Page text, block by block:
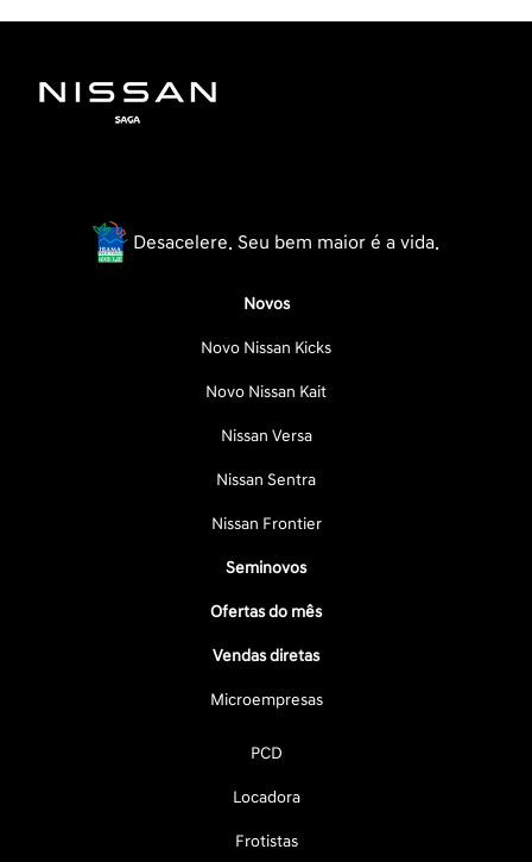
Desacelere. Seu bem maior é a vida.
Novos
Novo Nissan Kicks
Novo Nissan Kait
Nissan Versa
Nissan Sentra
Nissan Frontier
Seminovos
Ofertas do mês
Vendas diretas
Microempresas
PCD
Locadora
Frotistas